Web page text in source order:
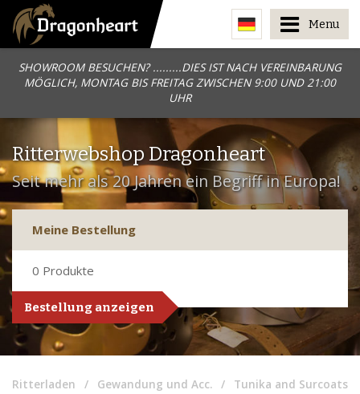
SHOWROOM BESUCHEN? .........DIES IST NACH VEREINBARUNG
MÖGLICH, MONTAG BIS FREITAG ZWISCHEN 9:00 UND 21:00
UHR
Menu
Ritterwebshop Dragonheart
Seit mehr als 20 Jahren ein Begriff in Europa!
Meine Bestellung
0 Produkte
Bestellung anzeigen
Ritterladen Gewandung und Acc. Tunika and Surcoats